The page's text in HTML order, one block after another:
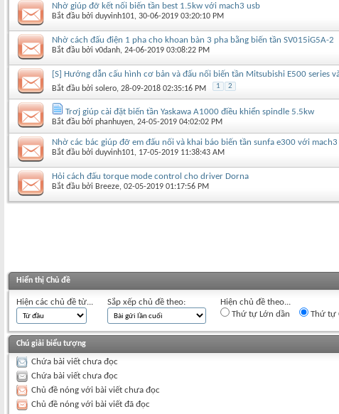
Nhờ giúp đỡ kết nối biến tần best 1.5kw với mach3 usb
Bắt đầu bởi duyvinh101‎, 30-06-2019 03:20:10 PM
Nhờ cách đấu điện 1 pha cho khoan bàn 3 pha bằng biến tần SV015iG5A-2
Bắt đầu bởi v0danh‎, 24-06-2019 03:08:22 PM
[S] Hướng dẫn cấu hình cơ bản và đấu nối biến tần Mitsubishi E500 series
Bắt đầu bởi solero‎, 28-09-2018 02:35:16 PM 1 2
Trơj giúp cài đặt biến tần Yaskawa A1000 điều khiển spindle 5.5kw
Bắt đầu bởi phanhuyen‎, 24-05-2019 04:02:02 PM
Nhờ các bác giúp đỡ em đấu nối và khai báo biến tần sunfa e300 với
Bắt đầu bởi duyvinh101‎, 17-05-2019 11:38:43 AM
Hỏi cách đấu torque mode control cho driver Dorna
Bắt đầu bởi Breeze‎, 02-05-2019 01:17:56 PM
Hiển thị Chủ đề
Hiện các chủ đề từ... Sắp xếp chủ đề theo:
Hiện chủ đề theo...
Thứ tự Lớn dần
Thứ tự
Chú giải biểu tượng
Chứa bài viết chưa đọc
Chứa bài viết chưa đọc
Chủ đề nóng với bài viết chưa đọc
Chủ đề nóng với bài viết đã đọc